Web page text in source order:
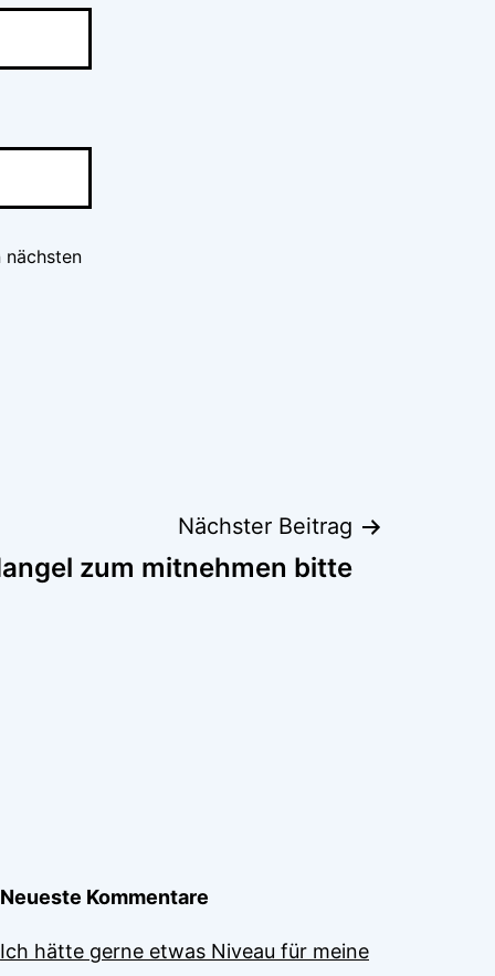
nächsten
Nächster Beitrag
zum mitnehmen bitte
Neueste Kommentare
Ich hätte gerne etwas Niveau für meine